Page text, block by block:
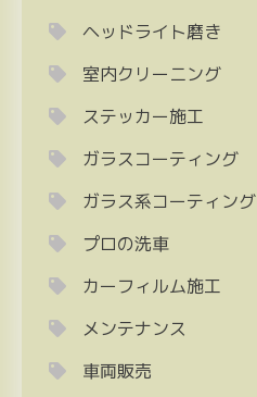
ヘッドライト磨き
室内クリーニング
ステッカー施工
ガラスコーティング
ガラス系コーティング
プロの洗車
カーフィルム施工
メンテナンス
車両販売